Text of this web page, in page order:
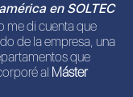
en SOLTEC
me di cuenta que
de la empresa, una
que
al Máster